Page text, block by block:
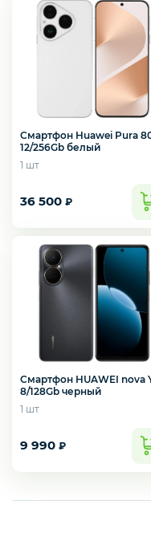
Фото и
Колонки
Смартфон Huawei Pura
12/256Gb белый
1 шт
36 500 ₽
Смартфон HUAWEI nova
8/128Gb черный
1 шт
9 990 ₽